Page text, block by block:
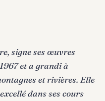
signe ses œuvres
et a grandi à
et rivières. Elle
dans ses cours